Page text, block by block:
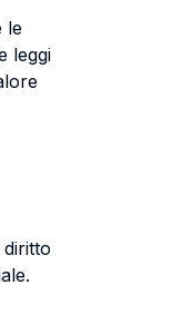
le
leggi